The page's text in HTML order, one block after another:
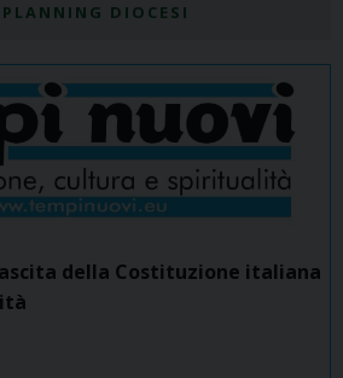
PLANNING DIOCESI
della Costituzione italiana